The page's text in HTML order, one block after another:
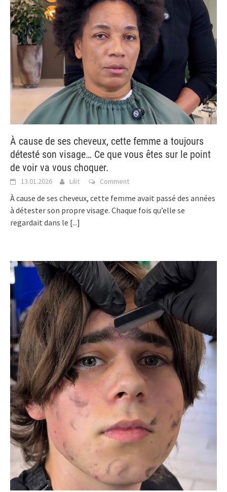
À cause de ses cheveux, cette femme a toujours
détesté son visage… Ce que vous êtes sur le point
de voir va vous choquer.
13.01.2026 Lilit Comment
À cause de ses cheveux, cette femme avait passé des années
à détester son propre visage. Chaque fois qu’elle se
regardait dans le [...]